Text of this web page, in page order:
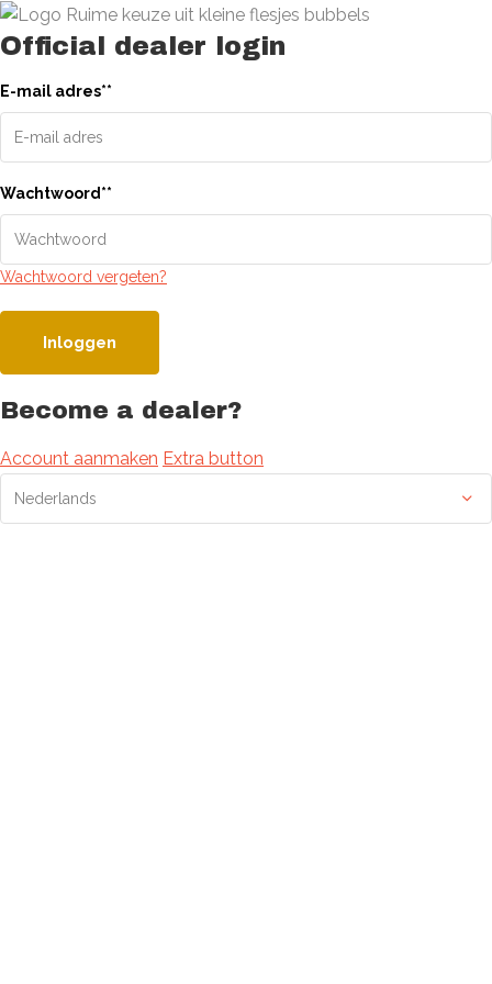
Official dealer login
E-mail adres**
Wachtwoord**
Wachtwoord vergeten?
Inloggen
Become a dealer?
Account aanmaken Extra button